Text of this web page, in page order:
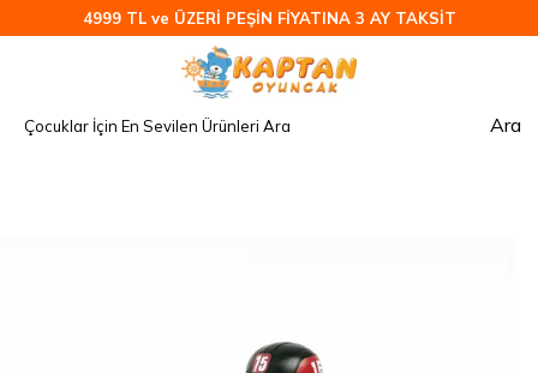
4999 TL ve ÜZERİ PEŞİN FİYATINA 3 AY TAKSİT
Ara